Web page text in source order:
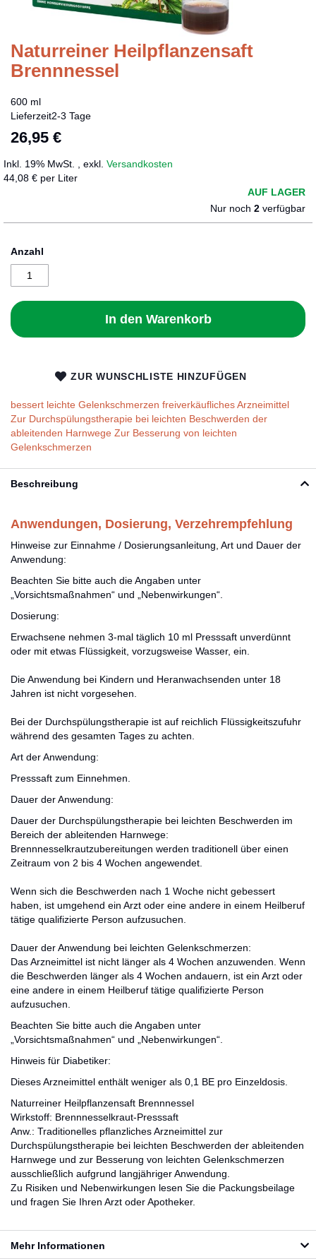
Naturreiner Heilpflanzensaft
Brennnessel
600 ml
Lieferzeit2-3 Tage
26,95 €
Inkl. 19% MwSt. exkl. Versandkosten
44,08 € per Liter
AUF LAGER
Nur noch 2 verfügbar
Anzahl
In den Warenkorb
ZUR WUNSCHLISTE HINZUFÜGEN
bessert leichte Gelenkschmerzen freiverkäufliches Arzneimittel
Zur Durchspülungstherapie bei leichten Beschwerden der
ableitenden Harnwege Zur Besserung von leichten
Gelenkschmerzen
Zum
der
springen
Beschreibung
Anwendungen, Dosierung, Verzehrempfehlung
Hinweise zur Einnahme / Dosierungsanleitung, Art und Dauer der
Anwendung:
Beachten Sie bitte auch die Angaben unter
„Vorsichtsmaßnahmen“ und „Nebenwirkungen“.
Dosierung:
Erwachsene nehmen 3-mal täglich 10 ml Presssaft unverdünnt
oder mit etwas Flüssigkeit, vorzugsweise Wasser, ein.
Die Anwendung bei Kindern und Heranwachsenden unter 18
Jahren ist nicht vorgesehen.
Bei der Durchspülungstherapie ist auf reichlich Flüssigkeitszufuhr
während des gesamten Tages zu achten.
Art der Anwendung:
Presssaft zum Einnehmen.
Dauer der Anwendung:
Dauer der Durchspülungstherapie bei leichten Beschwerden im
Bereich der ableitenden Harnwege:
Brennnesselkrautzubereitungen werden traditionell über einen
Zeitraum von 2 bis 4 Wochen angewendet.
Wenn sich die Beschwerden nach 1 Woche nicht gebessert
haben, ist umgehend ein Arzt oder eine andere in einem Heilberuf
tätige qualifizierte Person aufzusuchen.
Dauer der Anwendung bei leichten Gelenkschmerzen:
Das Arzneimittel ist nicht länger als 4 Wochen anzuwenden. Wenn
die Beschwerden länger als 4 Wochen andauern, ist ein Arzt oder
eine andere in einem Heilberuf tätige qualifizierte Person
aufzusuchen.
Beachten Sie bitte auch die Angaben unter
„Vorsichtsmaßnahmen“ und „Nebenwirkungen“.
Hinweis für Diabetiker:
Dieses Arzneimittel enthält weniger als 0,1 BE pro Einzeldosis.
Naturreiner Heilpflanzensaft Brennnessel
Wirkstoff: Brennnesselkraut-Presssaft
Anw.: Traditionelles pflanzliches Arzneimittel zur
Durchspülungstherapie bei leichten Beschwerden der ableitenden
Harnwege und zur Besserung von leichten Gelenkschmerzen
ausschließlich aufgrund langjähriger Anwendung.
Zu Risiken und Nebenwirkungen lesen Sie die Packungsbeilage
und fragen Sie Ihren Arzt oder Apotheker.
Mehr Informationen